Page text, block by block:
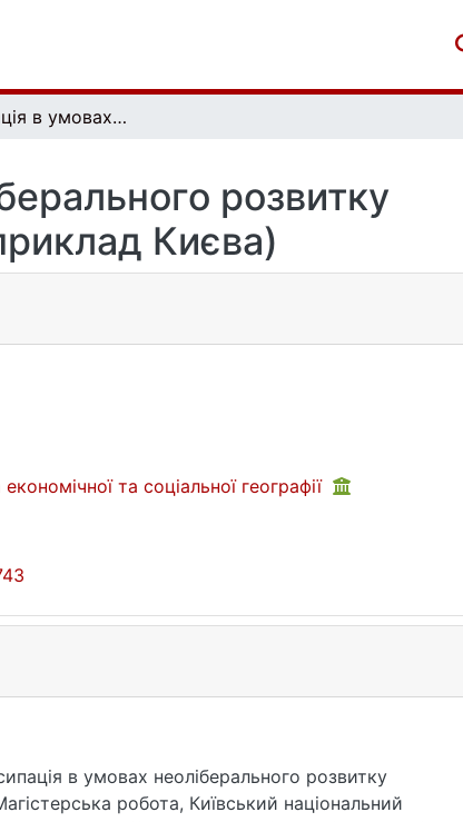
Партисипація в умовах неоліберального розвитку пострадянських міст (приклад Києва)
розвитку
Києва)
та соціальної географії
в умовах неоліберального розвитку
робота, Київський національний